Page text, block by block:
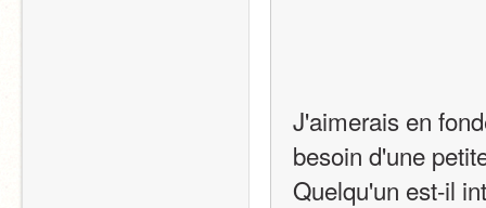
J'aimerais en
besoin d'une
Quelqu'un est-il